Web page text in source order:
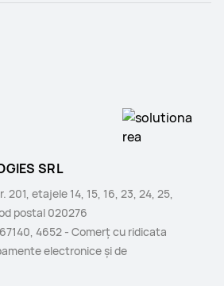
SRL
201, etajele 14, 15, 16, 23, 24, 25,
postal 020276
4652 - Comerţ cu ridicata
electronice şi de